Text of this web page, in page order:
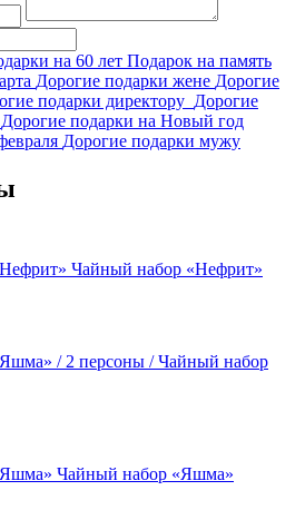
на 60 лет Подарок на память
Дорогие подарки жене Дорогие
подарки директору Дорогие
Дорогие подарки на Новый год
Дорогие подарки мужу
Чайный набор «Нефрит»
Чайный набор
Чайный набор «Яшма»